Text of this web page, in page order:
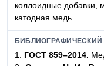
коллоидные добавки,
катодная медь
1. ГОСТ 859–2014.